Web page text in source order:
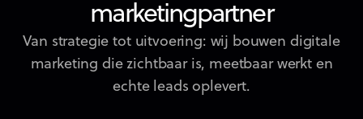
marketingpartner
Van strategie tot uitvoering: wij bouwen digitale
marketing die zichtbaar is, meetbaar werkt en
echte leads oplevert.